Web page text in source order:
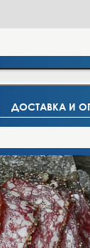
ДОСТАВКА И